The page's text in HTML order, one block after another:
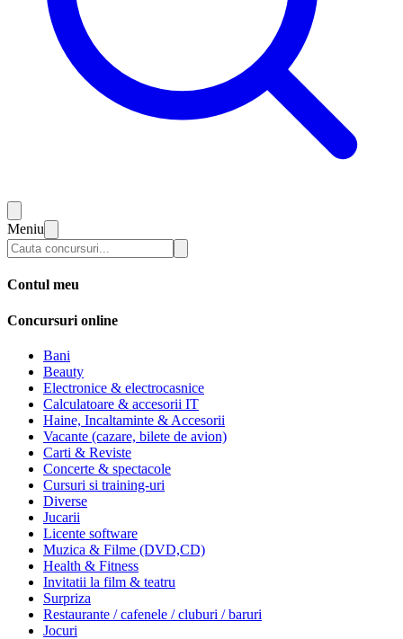
Meniu
Contul meu
Concursuri online
Bani
Beauty
Electronice & electrocasnice
Calculatoare & accesorii IT
Haine, Incaltaminte & Accesorii
Vacante (cazare, bilete de avion)
Carti & Reviste
Concerte & spectacole
Cursuri si training-uri
Diverse
Jucarii
Licente software
Muzica & Filme (DVD,CD)
Health & Fitness
Invitatii la film & teatru
Surpriza
Restaurante / cafenele / cluburi / baruri
Jocuri